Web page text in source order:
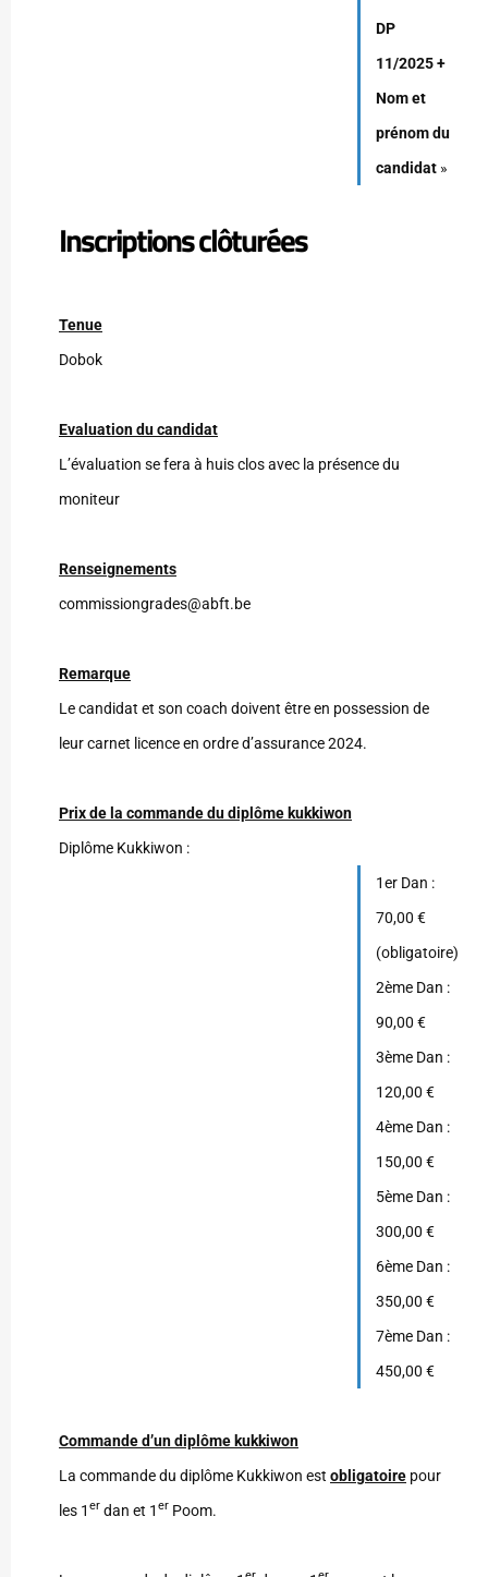
DP
11/2025 +
Nom et
prénom du
candidat »
Inscriptions clôturées
Tenue
Dobok
Evaluation du candidat
L’évaluation se fera à huis clos avec la présence du
moniteur
Renseignements
commissiongrades@abft.be
Remarque
Le candidat et son coach doivent être en possession de
leur carnet licence en ordre d’assurance 2024.
Prix de la commande du diplôme kukkiwon
Diplôme Kukkiwon :
1er Dan :
70,00 €
(obligatoire)
2ème Dan :
90,00 €
3ème Dan :
120,00 €
4ème Dan :
150,00 €
5ème Dan :
300,00 €
6ème Dan :
350,00 €
7ème Dan :
450,00 €
Commande d’un diplôme kukkiwon
La commande du diplôme Kukkiwon est obligatoire pour
les 1 er dan et 1 er Poom.